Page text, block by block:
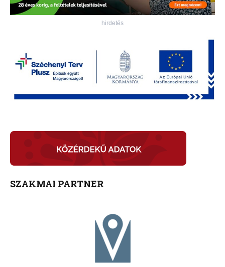
hirdetés
SZAKMAI PARTNER